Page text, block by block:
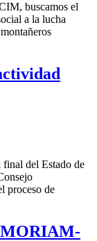
buscamos el
a la lucha
del Estado de
proceso de